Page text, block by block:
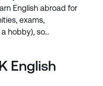
English abroad for
exams,
hobby), so…
English